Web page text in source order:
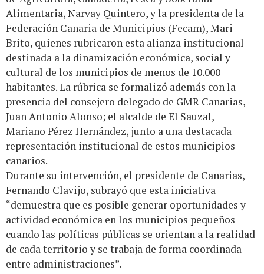
Alimentaria, Narvay Quintero, y la presidenta de la
Federación Canaria de Municipios (Fecam), Mari
Brito, quienes rubricaron esta alianza institucional
destinada a la dinamización económica, social y
cultural de los municipios de menos de 10.000
habitantes. La rúbrica se formalizó además con la
presencia del consejero delegado de GMR Canarias,
Juan Antonio Alonso; el alcalde de El Sauzal,
Mariano Pérez Hernández, junto a una destacada
representación institucional de estos municipios
canarios.
Durante su intervención, el presidente de Canarias,
Fernando Clavijo, subrayó que esta iniciativa
“demuestra que es posible generar oportunidades y
actividad económica en los municipios pequeños
cuando las políticas públicas se orientan a la realidad
de cada territorio y se trabaja de forma coordinada
entre administraciones”.